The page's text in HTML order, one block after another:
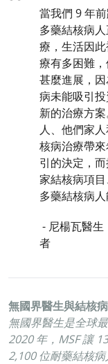
當我們 9 年
多藥結核病
療，生活因
療有多困難
甚麼進展，
病未能吸引
新的治療方
人、他們家
核病治療帶
引的決定，
家結核病項
多藥結核病人
- 尼楊瓦醫
者
無國界醫生與結核病
無國界醫生是全球
2020 年，MSF 讓
2,100 位耐藥結核病